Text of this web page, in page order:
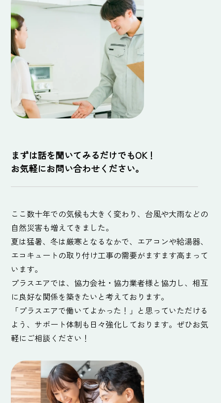
まずは話を聞いてみるだけでもOK！
お気軽にお問い合わせください。
ここ数十年での気候も大きく変わり、台風や大雨などの
自然災害も増えてきました。
夏は猛暑、冬は厳寒となるなかで、エアコンや給湯器、
エコキュートの取り付け工事の需要がますます高まって
います。
プラスエアでは、協力会社・協力業者様と協力し、相互
に良好な関係を築きたいと考えております。
「プラスエアで働いてよかった！」と思っていただける
よう、サポート体制も日々強化しております。ぜひお気
軽にご相談ください！